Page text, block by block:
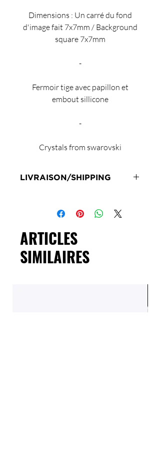
Dimensions : Un carré du fond
d'image fait 7x7mm / Background
square 7x7mm
-
Fermoir tige avec papillon et
embout sillicone
-
Crystals from swarovski
LIVRAISON/SHIPPING
Delivery 72 hours subject to stock
ARTICLES
SIMILAIRES